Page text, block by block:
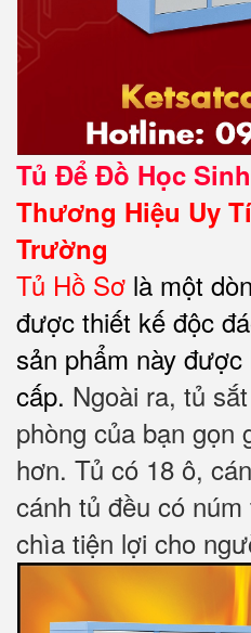
Tủ Để Đồ Học Sinh
Thương Hiệu Uy
Trường
Tủ Hồ Sơ là một
được thiết kế độc
sản phẩm này
cấp. Ngoài ra, tủ
phòng của bạn gọn
hơn. Tủ có 18 ô,
cánh tủ đều có
chìa tiện lợi cho